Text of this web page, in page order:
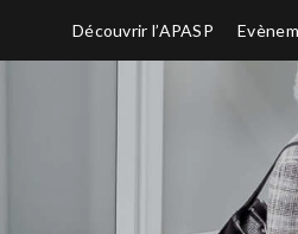
Découvrir l’APASP